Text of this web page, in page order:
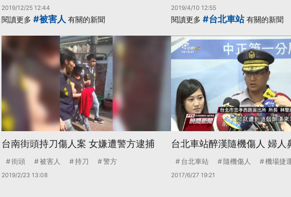
2019/12/25 12:44 2019/4/10 12:55
閱讀更多 #被害人 有關的新聞
台南街頭持刀傷人案 女嫌遭警方逮捕
街頭 被害人 持刀 警方
2019/2/23 13:08
閱讀更多 #台北車站有關的新聞
台北車站醉漢隨機傷人 婦人
台北車站 隨機傷人 機場捷
2017/6/27 19:21